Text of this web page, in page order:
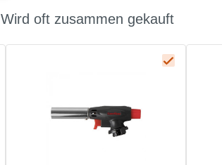
Wird oft zusammen gekauft